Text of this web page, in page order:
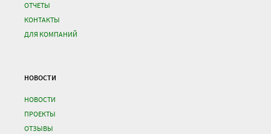
ОТЧЕТЫ
КОНТАКТЫ
ДЛЯ КОМПАНИЙ
НОВОСТИ
НОВОСТИ
ПРОЕКТЫ
ОТЗЫВЫ